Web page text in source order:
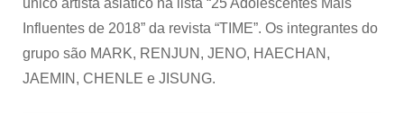
Influentes de 2018” da revista “TIME”. Os integrantes do
grupo são MARK, RENJUN, JENO, HAECHAN,
JAEMIN, CHENLE e JISUNG.